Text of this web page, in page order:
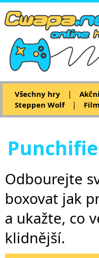
Všechny hry |
Steppen Wolf
|
Odbourejte
boxovat jak
a ukažte, co
klidnější.